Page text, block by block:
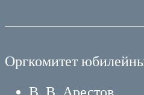
Оргкомитет